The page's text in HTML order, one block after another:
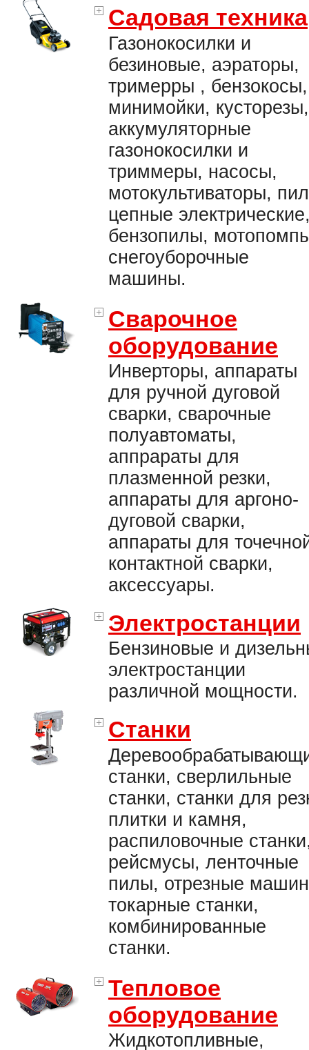
Садовая техника
Газонокосилки и
безиновые, аэраторы,
тримерры , бензокосы,
минимойки, кусторезы,
аккумуляторные
газонокосилки и
триммеры, насосы,
мотокультиваторы,
цепные
бензопилы,
снегоуборочные
машины.
Сварочное
оборудование
Инверторы, аппараты
для ручной дуговой
сварки, сварочные
полуавтоматы,
аппрараты для
плазменной резки,
аппараты для аргоно-
дуговой сварки,
аппараты для
контактной сварки,
аксессуары.
Электростанции
Бензиновые и
электростанции
различной мощности.
Станки
станки, сверлильные
станки, станки для
плитки и камня,
распиловочные
рейсмусы, ленточные
пилы, отрезные
токарные станки,
комбинированные
станки.
Тепловое
оборудование
Жидкотопливные,